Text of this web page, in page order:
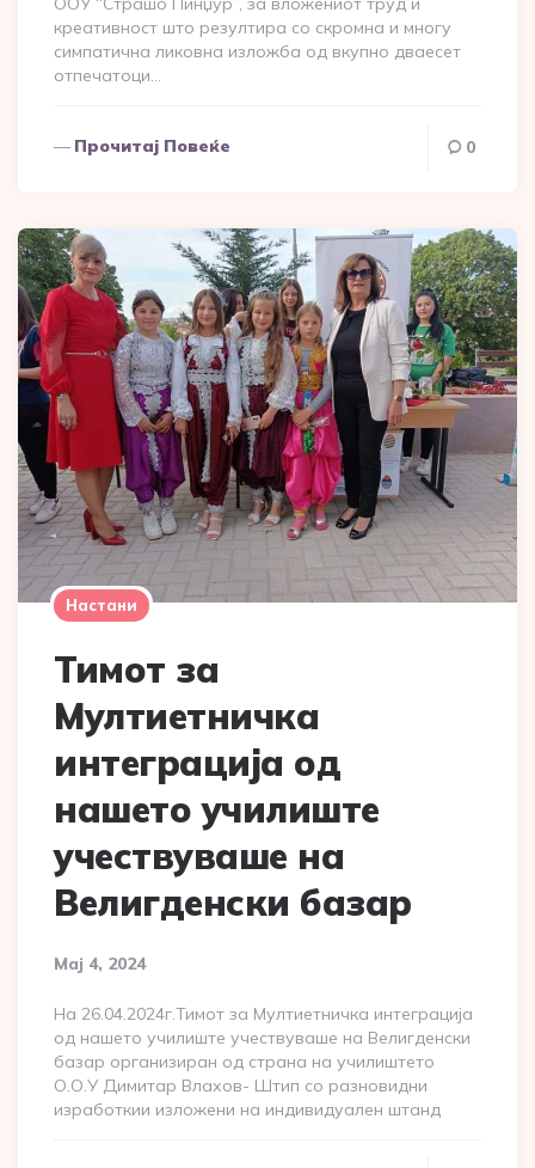
креативност што резултира со скромна и многу
симпатична ликовна изложба од вкупно дваесет
отпечатоци…
Прочитај Повеќе 0
Настани
Тимот за
Мултиетничка
интеграција од
нашето училиште
учествуваше на
Велигденски базар
Мај 4, 2024
На 26.04.2024г.Тимот за Мултиетничка интеграција
од нашето училиште учествуваше на Велигденски
базар организиран од страна на училиштето
О.О.У Димитар Влахов- Штип со разновидни
изработкии изложени на индивидуален штанд